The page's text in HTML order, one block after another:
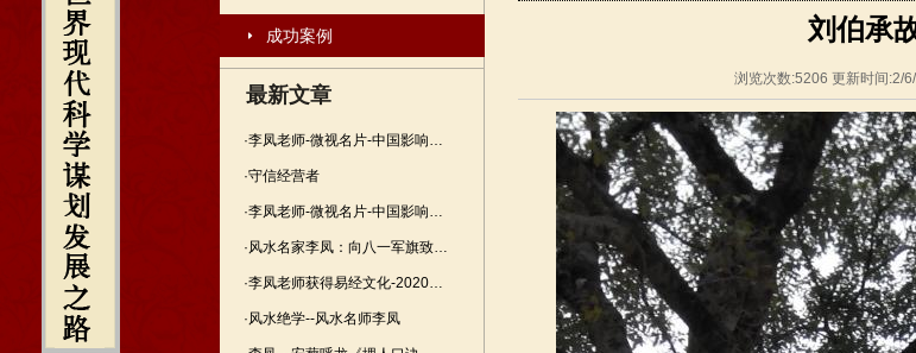
成功案例
最新文章
·李凤老师-微视名片-中国影响…
·守信经营者
·李凤老师-微视名片-中国影响…
·风水名家李凤：向八一军旗致…
·李凤老师获得易经文化-2020…
·风水绝学--风水名师李凤
刘伯承
浏览次数:5206 更新时间:2/